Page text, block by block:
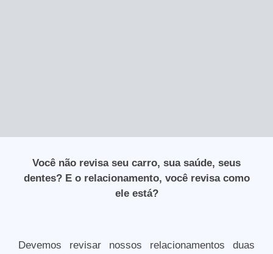
Você não revisa seu carro, sua saúde, seus
dentes? E o relacionamento, você revisa como
ele está?
Devemos revisar nossos relacionamentos duas